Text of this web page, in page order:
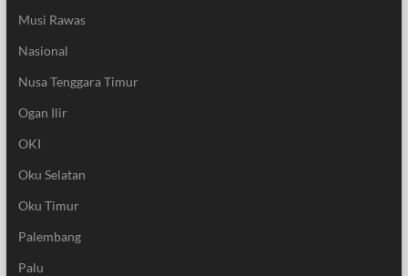
Musi Rawas
Nasional
Nusa Tenggara Timur
Ogan Ilir
OKI
Oku Selatan
Oku Timur
Palembang
Palu